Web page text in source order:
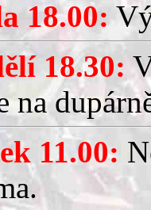
18.00:
18.30:
na
11.00: